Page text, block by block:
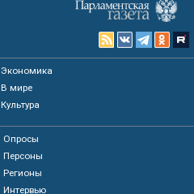
Экономика
В мире
Культура
Опросы
Персоны
Регионы
Интервью